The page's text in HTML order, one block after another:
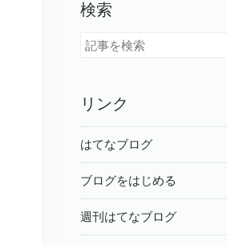
検索
リンク
はてなブログ
ブログをはじめる
週刊はてなブログ